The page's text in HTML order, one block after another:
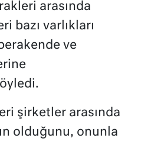
arasında
bazı varlıkları
ve
şirketler arasında
olduğunu, onunla